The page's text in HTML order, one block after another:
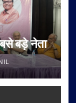
बड़े नेता